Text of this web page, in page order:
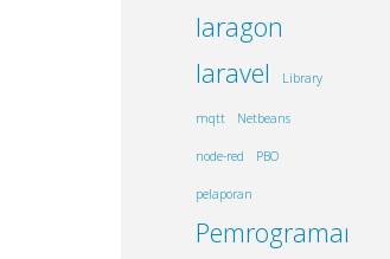
laragon
laravel
Library
mqtt Netbeans
node-red PBO
pelaporan
Pemrograman